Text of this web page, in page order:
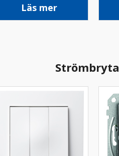
Läs mer